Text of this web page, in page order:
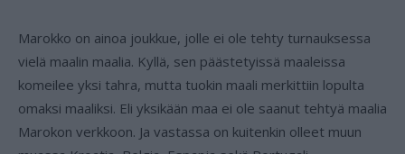
Marokko on ainoa joukkue, jolle ei ole tehty turnauksessa
vielä maalin maalia. Kyllä, sen päästetyissä maaleissa
komeilee yksi tahra, mutta tuokin maali merkittiin lopulta
omaksi maaliksi. Eli yksikään maa ei ole saanut tehtyä maalia
Marokon verkkoon. Ja vastassa on kuitenkin olleet muun